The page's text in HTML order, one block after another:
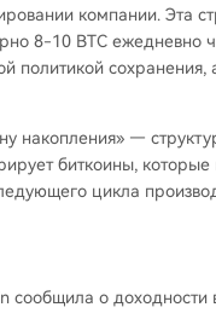
компании. Эта
8-10 BTC ежедневно
политикой
накопления» —
биткоины, которые
цикла
сообщила о доходности